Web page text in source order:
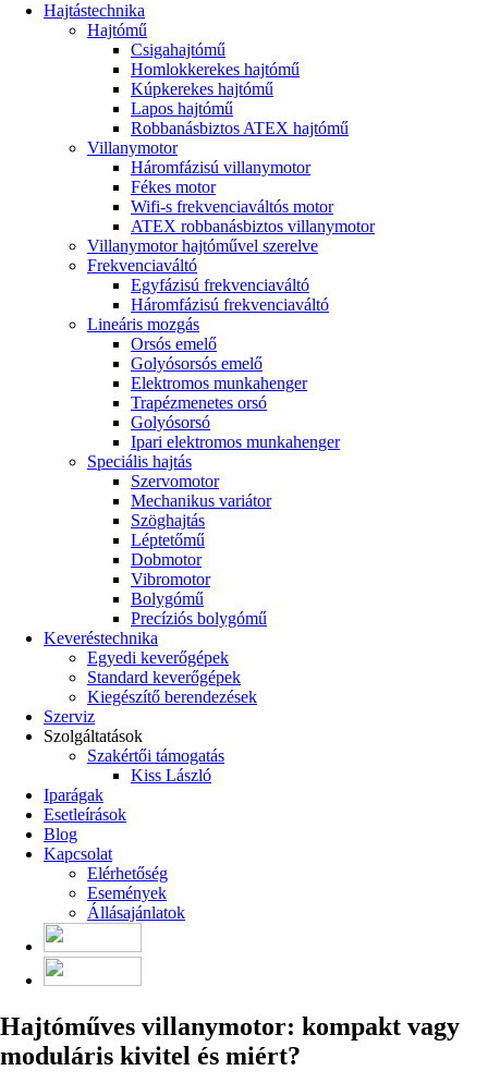
Hajtástechnika
Hajtómű
Csigahajtómű
Homlokkerekes hajtómű
Kúpkerekes hajtómű
Lapos hajtómű
Robbanásbiztos ATEX hajtómű
Villanymotor
Háromfázisú villanymotor
Fékes motor
Wifi-s frekvenciaváltós motor
ATEX robbanásbiztos villanymotor
Villanymotor hajtóművel szerelve
Frekvenciaváltó
Egyfázisú frekvenciaváltó
Háromfázisú frekvenciaváltó
Lineáris mozgás
Orsós emelő
Golyósorsós emelő
Elektromos munkahenger
Trapézmenetes orsó
Golyósorsó
Ipari elektromos munkahenger
Speciális hajtás
Szervomotor
Mechanikus variátor
Szöghajtás
Léptetőmű
Dobmotor
Vibromotor
Bolygómű
Precíziós bolygómű
Keveréstechnika
Egyedi keverőgépek
Standard keverőgépek
Kiegészítő berendezések
Szerviz
Szolgáltatások
Szakértői támogatás
Kiss László
Iparágak
Esetleírások
Blog
Kapcsolat
Elérhetőség
Események
Állásajánlatok
Hajtóműves villanymotor: kompakt vagy
moduláris kivitel és miért?